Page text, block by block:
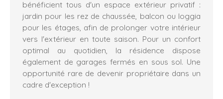
bénéficient tous d'un espace extérieur privatif :
jardin pour les rez de chaussée, balcon ou loggia
pour les étages, afin de prolonger votre intérieur
vers l'extérieur en toute saison. Pour un confort
optimal au quotidien, la résidence dispose
également de garages fermés en sous sol. Une
opportunité rare de devenir propriétaire dans un
cadre d'exception !